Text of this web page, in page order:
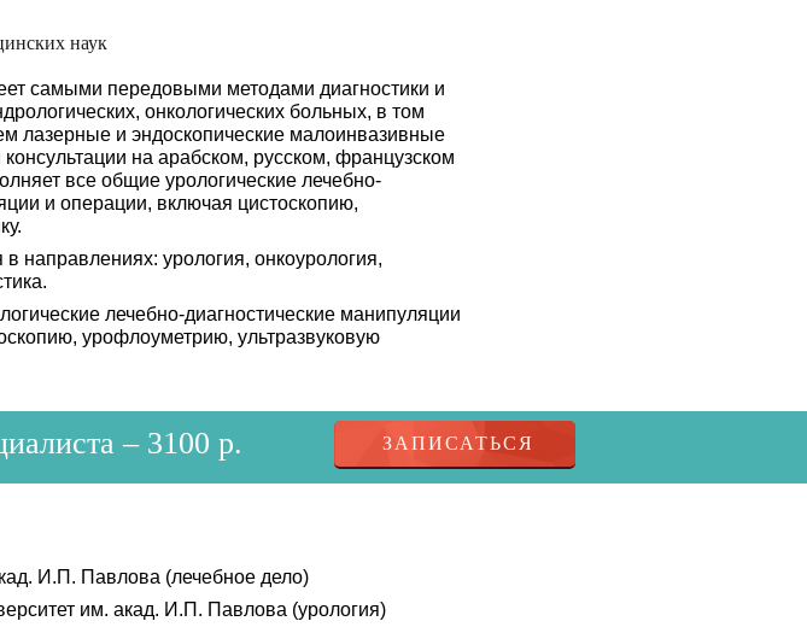
наук
самыми передовыми методами диагностики и
онкологических больных, в том
лазерные и эндоскопические малоинвазивные
на арабском, русском, французском
все общие урологические лечебно-
и операции, включая цистоскопию,
в направлениях: урология, онкоурология,
лечебно-диагностические манипуляции
урофлоуметрию, ультразвуковую
– 3100 р. ЗАПИСАТЬСЯ
И.П. Павлова (лечебное дело)
им. акад. И.П. Павлова (урология)